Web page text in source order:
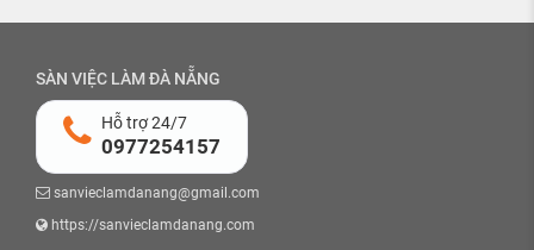
SÀN VIỆC LÀM ĐÀ NẴNG
Hỗ trợ 24/7
0977254157
sanvieclamdanang@gmail.com
https://sanvieclamdanang.com